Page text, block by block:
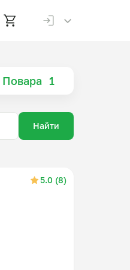
Повара 1
Найти
5.0 (8)